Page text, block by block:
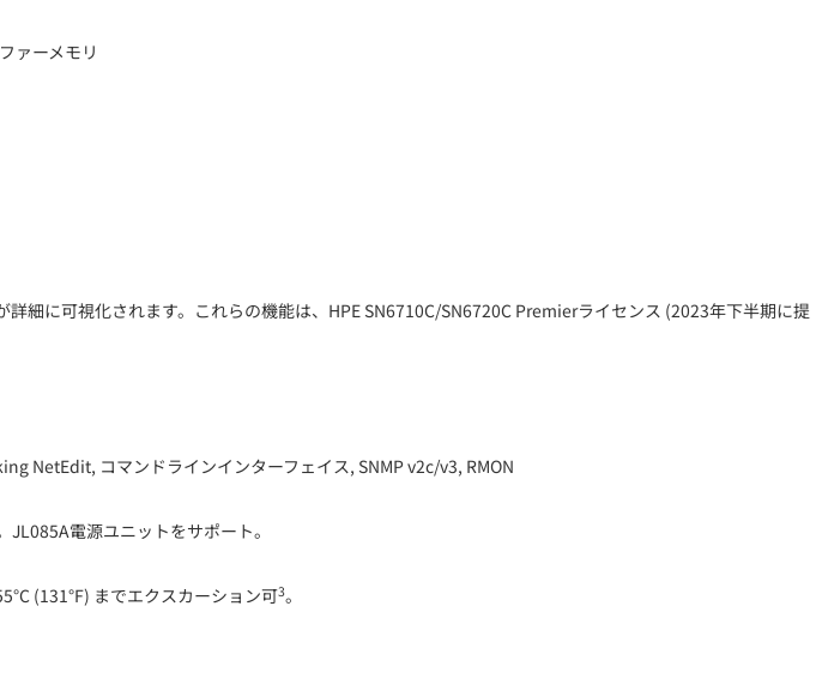
ァーメモリ
細に可視化されます。これらの機能は、HPE SN6710C/SN6720C Premierライセンス (2023年下半期に提
NetEdit, コマンドラインインターフェイス, SNMP v2c/v3, RMON
電源ユニットをサポート。
(131°F) までエクスカーション可3。